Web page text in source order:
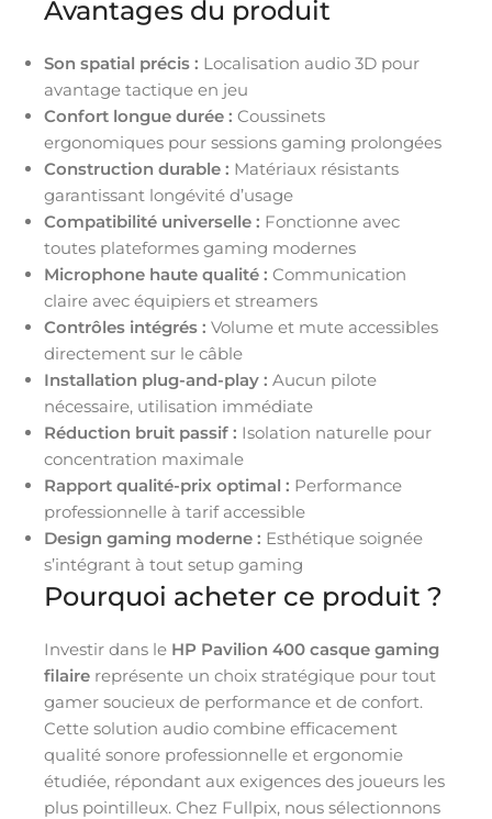
Avantages du produit
Son spatial précis : Localisation audio 3D pour
avantage tactique en jeu
Confort longue durée : Coussinets
ergonomiques pour sessions gaming prolongées
Construction durable : Matériaux résistants
garantissant longévité d’usage
Compatibilité universelle : Fonctionne avec
toutes plateformes gaming modernes
Microphone haute qualité : Communication
claire avec équipiers et streamers
Contrôles intégrés : Volume et mute accessibles
directement sur le câble
Installation plug-and-play : Aucun pilote
nécessaire, utilisation immédiate
Réduction bruit passif : Isolation naturelle pour
concentration maximale
Rapport qualité-prix optimal : Performance
professionnelle à tarif accessible
Design gaming moderne : Esthétique soignée
s’intégrant à tout setup gaming
Pourquoi acheter ce produit ?
Investir dans le HP Pavilion 400 casque gaming
filaire représente un choix stratégique pour tout
gamer soucieux de performance et de confort.
Cette solution audio combine efficacement
qualité sonore professionnelle et ergonomie
étudiée, répondant aux exigences des joueurs les
plus pointilleux. Chez Fullpix, nous sélectionnons